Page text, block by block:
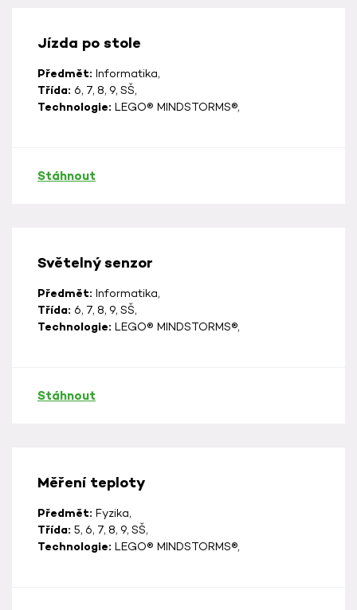
Jízda po stole
Předmět: Informatika,
Třída: 6, 7, 8, 9, SŠ,
Technologie: LEGO® MINDSTORMS®,
Stáhnout
Světelný senzor
Předmět: Informatika,
Třída: 6, 7, 8, 9, SŠ,
Technologie: LEGO® MINDSTORMS®,
Stáhnout
Měření teploty
Předmět: Fyzika,
Třída: 5, 6, 7, 8, 9, SŠ,
Technologie: LEGO® MINDSTORMS®,